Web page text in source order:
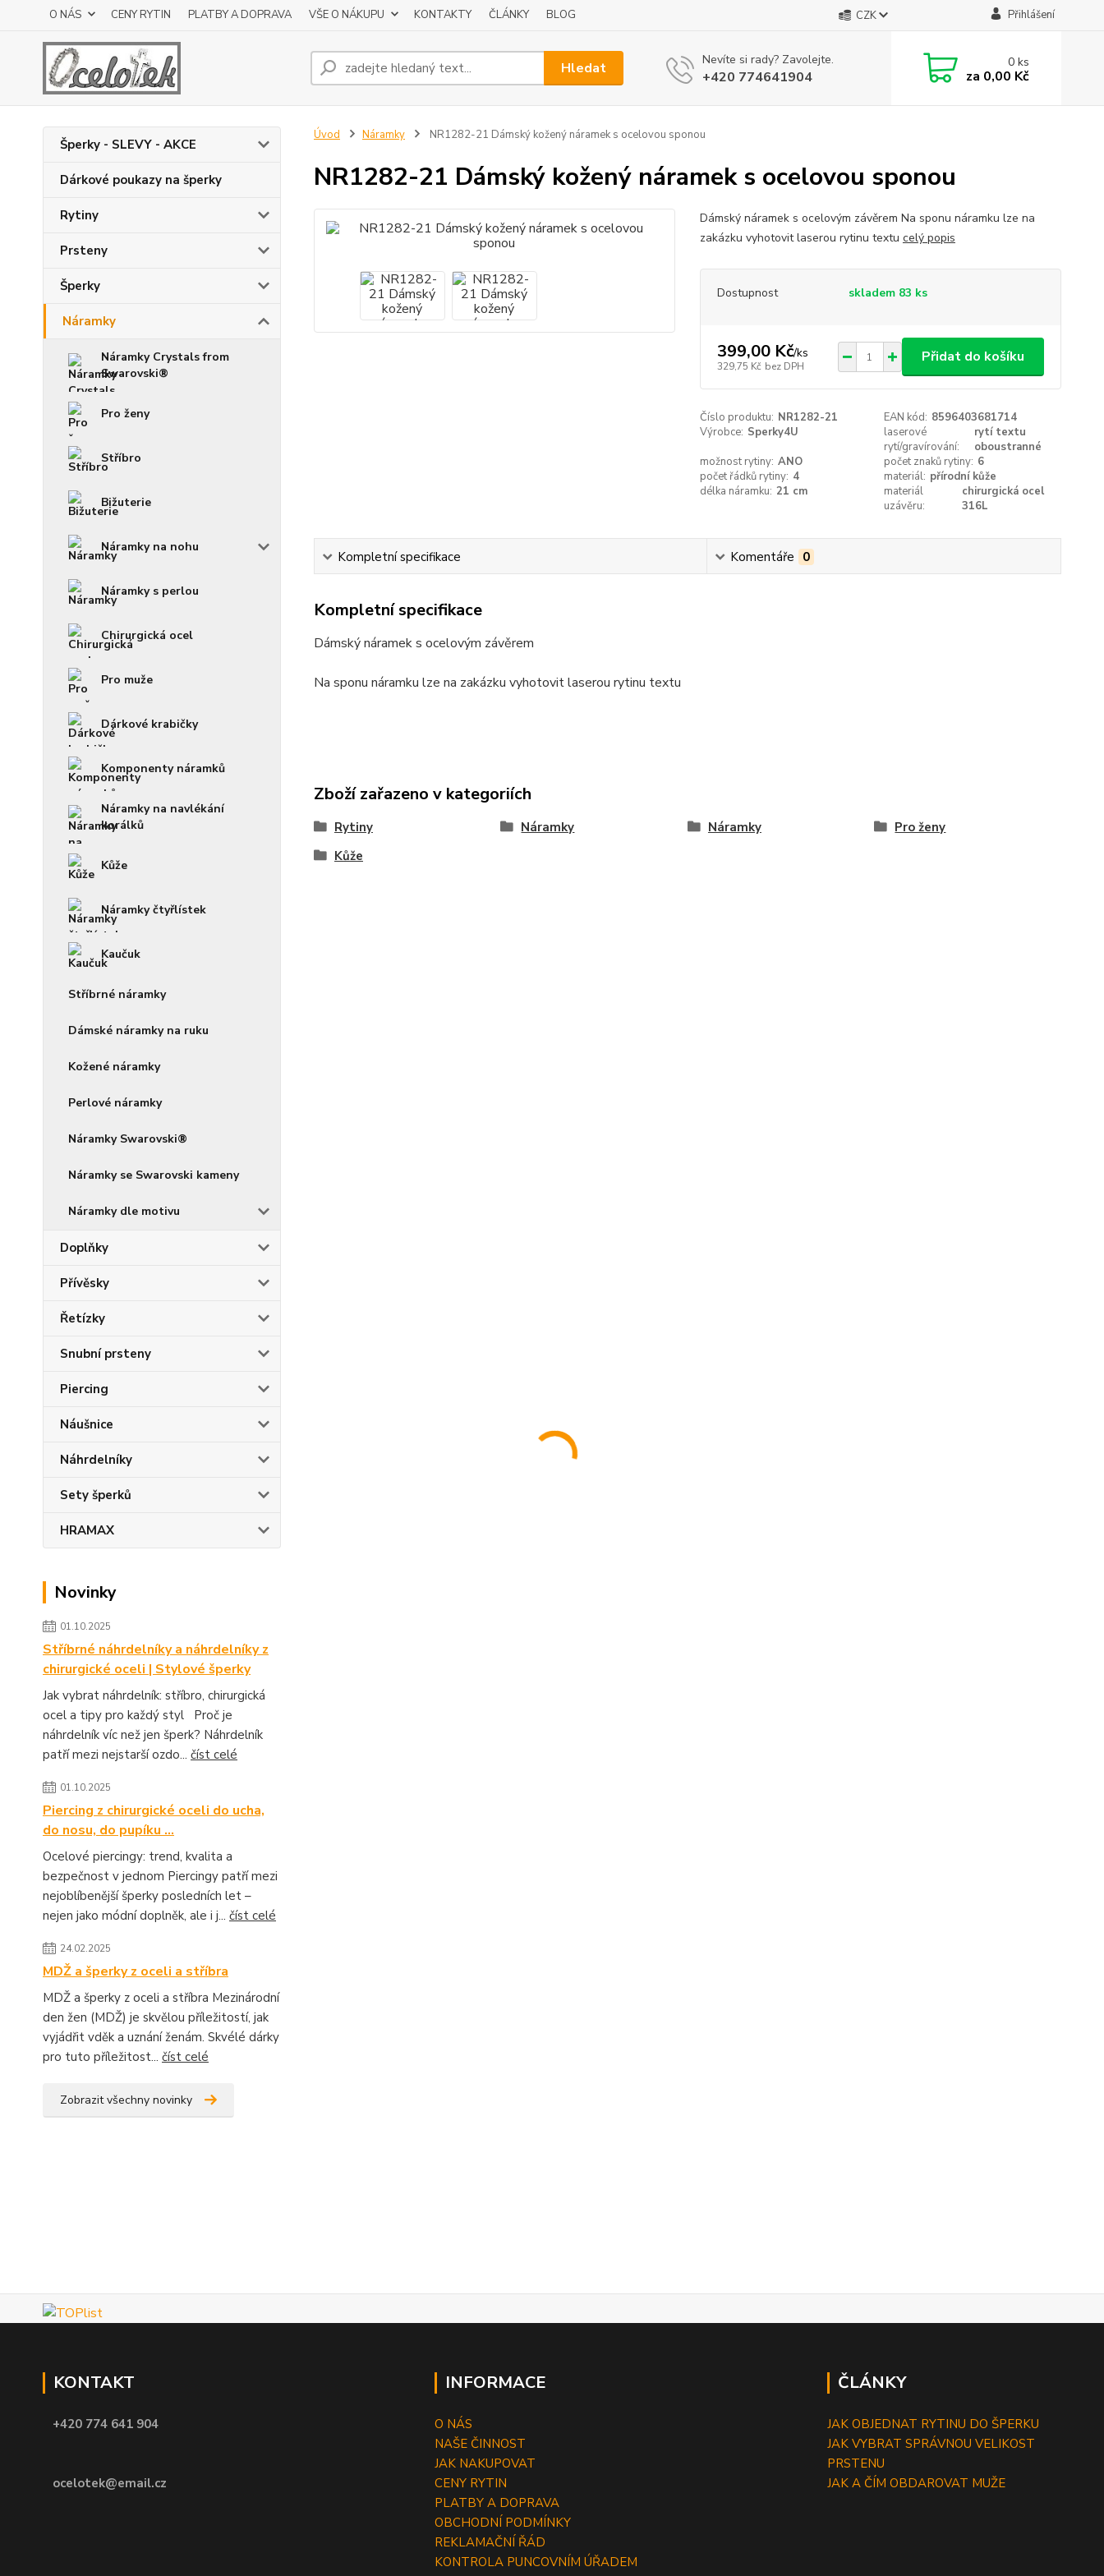
O NÁS CENY RYTIN PLATBY A DOPRAVA VŠE O NÁKUPU KONTAKTY ČLÁNKY BLOG CZK Přihlášení
Hledat Nevíte si rady? Zavolejte.
+420 774641904
0ks
za 0,00 Kč
Šperky - SLEVY - AKCE
Dárkové poukazy na šperky
Rytiny
Prsteny
Šperky
Náramky
Náramky Crystals from
Swarovski®
Pro ženy
Stříbro
Bižuterie
Náramky na nohu
Náramky s perlou
Chirurgická ocel
Pro muže
Dárkové krabičky
Komponenty náramků
Náramky na navlékání
korálků
Kůže
Náramky čtyřlístek
Kaučuk
Stříbrné náramky
Dámské náramky na ruku
Kožené náramky
Perlové náramky
Náramky Swarovski®
Náramky se Swarovski kameny
Náramky dle motivu
Doplňky
Přívěsky
Řetízky
Snubní prsteny
Piercing
Náušnice
Náhrdelníky
Sety šperků
HRAMAX
Novinky
01.10.2025
Stříbrné náhrdelníky a náhrdelníky z
chirurgické oceli | Stylové šperky
Jak vybrat náhrdelník: stříbro, chirurgická
ocel a tipy pro každý styl Proč je
náhrdelník víc než jen šperk? Náhrdelník
patří mezi nejstarší ozdo... číst celé
01.10.2025
Piercing z chirurgické oceli do ucha,
do nosu, do pupíku ...
Ocelové piercingy: trend, kvalita a
bezpečnost v jednom Piercingy patří mezi
nejoblíbenější šperky posledních let –
nejen jako módní doplněk, ale i j... číst celé
24.02.2025
MDŽ a šperky z oceli a stříbra
MDŽ a šperky z oceli a stříbra Mezinárodní
den žen (MDŽ) je skvělou příležitostí, jak
vyjádřit vděk a uznání ženám. Skvélé dárky
pro tuto příležitost... číst celé
Zobrazit všechny novinky
Úvod Náramky NR1282-21 Dámský kožený náramek s ocelovou sponou
NR1282-21 Dámský kožený náramek s ocelovou sponou
Dámský náramek s ocelovým závěrem Na sponu náramku lze na
zakázku vyhotovit laserou rytinu textu celý popis
Dostupnost skladem 83 ks
399,00 Kč/ks
329,75 Kč bez DPH
Přidat do košíku
Číslo produktu: NR1282-21 EAN kód: 8596403681714
Výrobce: Sperky4U
laserové
rytí/gravírování:
rytí textu
oboustranné
možnost rytiny: ANO počet znaků rytiny: 6
počet řádků rytiny: 4 materiál: přírodní kůže
délka náramku: 21 cm
materiál
uzávěru:
chirurgická ocel
316L
Kompletní specifikace Komentáře 0
Kompletní specifikace
Dámský náramek s ocelovým závěrem
Na sponu náramku lze na zakázku vyhotovit laserou rytinu textu
Zboží zařazeno v kategoriích
Rytiny Náramky Náramky
Pro ženy
Kůže
KONTAKT
+420 774 641 904
ocelotek@email.cz
INFORMACE
O NÁS
NAŠE ČINNOST
JAK NAKUPOVAT
CENY RYTIN
PLATBY A DOPRAVA
OBCHODNÍ PODMÍNKY
REKLAMAČNÍ ŘÁD
KONTROLA PUNCOVNÍM ÚŘADEM
ČLÁNKY
JAK OBJEDNAT RYTINU DO ŠPERKU
JAK VYBRAT SPRÁVNOU VELIKOST
PRSTENU
JAK A ČÍM OBDAROVAT MUŽE